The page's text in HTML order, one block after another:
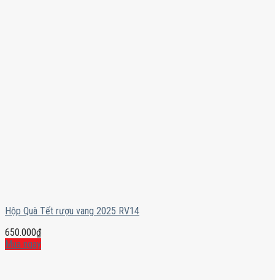
Hộp Quà Tết rượu vang 2025 RV14
650.000₫
Mua ngay